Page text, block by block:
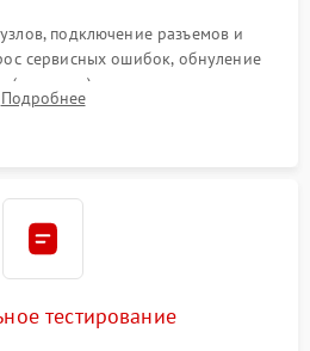
подключение разъемов и
сервисных ошибок, обнуление
(памперса) или узла переноса,
калибровка аппарата.
Подробнее
тестирование